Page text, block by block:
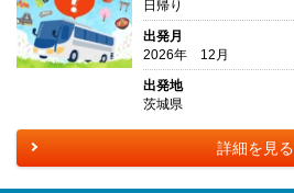
日帰り
出発月
2026年 12月
出発地
茨城県
詳細を見る